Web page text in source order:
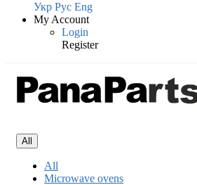
Укр Рус Eng
My Account
Login
Register
All
All
Microwave ovens